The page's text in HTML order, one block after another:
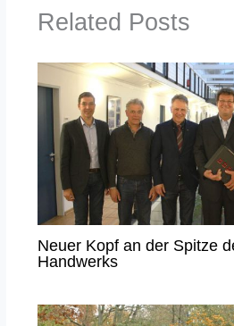
Related Posts
Neuer Kopf an der Spitze
Handwerks